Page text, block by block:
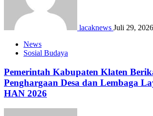
lacaknews Juli 29, 2026
News
Sosial Budaya
Pemerintah Kabupaten Klaten
Penghargaan Desa dan Lembaga
HAN 2026